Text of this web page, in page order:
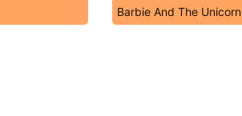
Barbie And The Unicorn